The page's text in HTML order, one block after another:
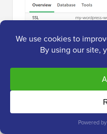
Alternative:
Testen von